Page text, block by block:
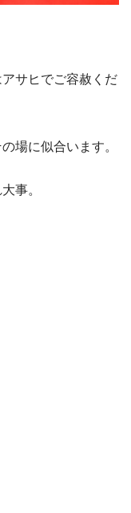
サヒでご容赦くだ
場に似合います。
事。